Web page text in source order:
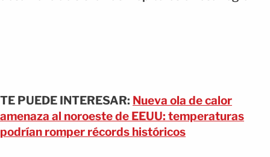
TE PUEDE INTERESAR: Nueva ola de calor
amenaza al noroeste de EEUU: temperaturas
podrían romper récords históricos